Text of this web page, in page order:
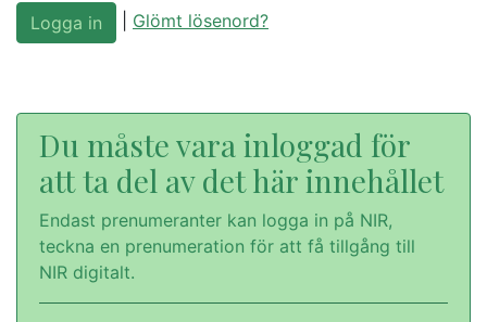
Glömt lösenord?
Du måste vara inloggad för
att ta del av det här innehållet
Endast prenumeranter kan logga in på NIR,
teckna en prenumeration för att få tillgång till
NIR digitalt.